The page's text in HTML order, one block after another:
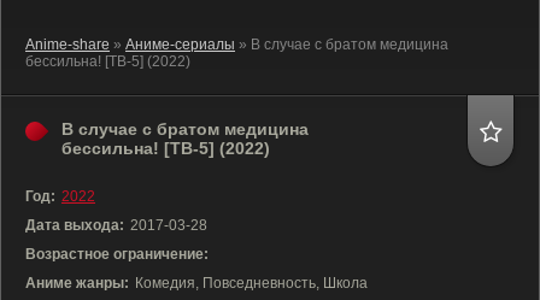
Anime-share » Аниме-сериалы » В случае с братом медицина
бессильна! [ТВ-5] (2022)
В случае с братом медицина
бессильна! [ТВ-5] (2022)
Год: 2022
Дата выхода: 2017-03-28
Возрастное ограничение:
Аниме жанры: Комедия, Повседневность, Школа